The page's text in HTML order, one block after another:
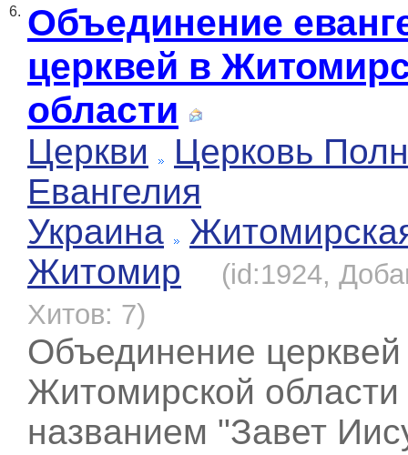
6. Объединение
церквей в
области
Церкви
Церковь
Евангелия
Украина
Житомир
(id:1924,
Хитов: 7)
Объединение церквей
Житомирской
названием "Завет